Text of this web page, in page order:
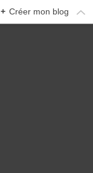
+ Créer mon blog